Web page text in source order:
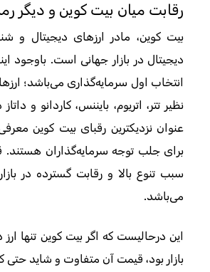
رقابت میان بیت کوین و دیگر
بیت کوین، مادر ارزهای دیجیتال و
دیجیتال در بازار جهانی است. باوجود
انتخاب اول سرمایه‌گذاری می‌باشد؛
عنوان نزدیکترین رقبای بیت کوین
برای جلب توجه سرمایه‌گذاران هستند.
سبب تنوع بالا و رقابت گسترده در
می‌باشد.
این درحالیست که اگر بیت کوین تنها
بازار بود، قیمت آن متفاوت و شاید حتی